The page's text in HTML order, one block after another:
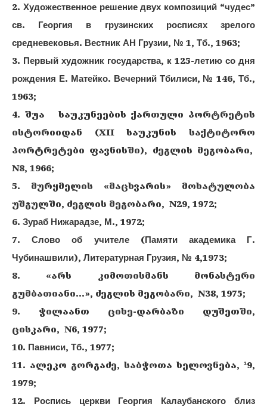
2. Художественное решение двух композиций “чудес”
св. Георгия в грузинских росписях зрелого
средневековья. Вестник АН Грузии, № 1, Тб., 1963;
3. Первый художник государства, к 125-летию со дня
рождения Е. Матейко. Вечерний Тбилиси, № 146, Тб.,
1963;
4. შუა საუკუნეების ქართული პორტრეტის
ისტორიიდან (XII საუკუნის საქტიტორო
პორტრეტები ფავნისში), ძეგლის მეგობარი,
N8, 1966;
5. მურყმელის «მაცხვარის» მოხატულობა
უშგულში, ძეგლის მეგობარი, N29, 1972;
6. Зураб Нижарадзе, М., 1972;
7. Слово об учителе (Памяти академика Г.
Чубинашвили), Литературная Грузия, № 4,1973;
8. «არს კიმოთისმანს მონასტერი
გუმბათიანი…», ძეგლის მეგობარი, N38, 1975;
9. ჭილაანთ ციხე-დარბაზი დუშეთში,
ცისკარი, N6, 1977;
10. Павниси, Тб., 1977;
11. ალეკო გორგაძე, საბჭოთა ხელოვნება, ¹9,
1979;
12. Роспись церкви Георгия Калаубанского близ